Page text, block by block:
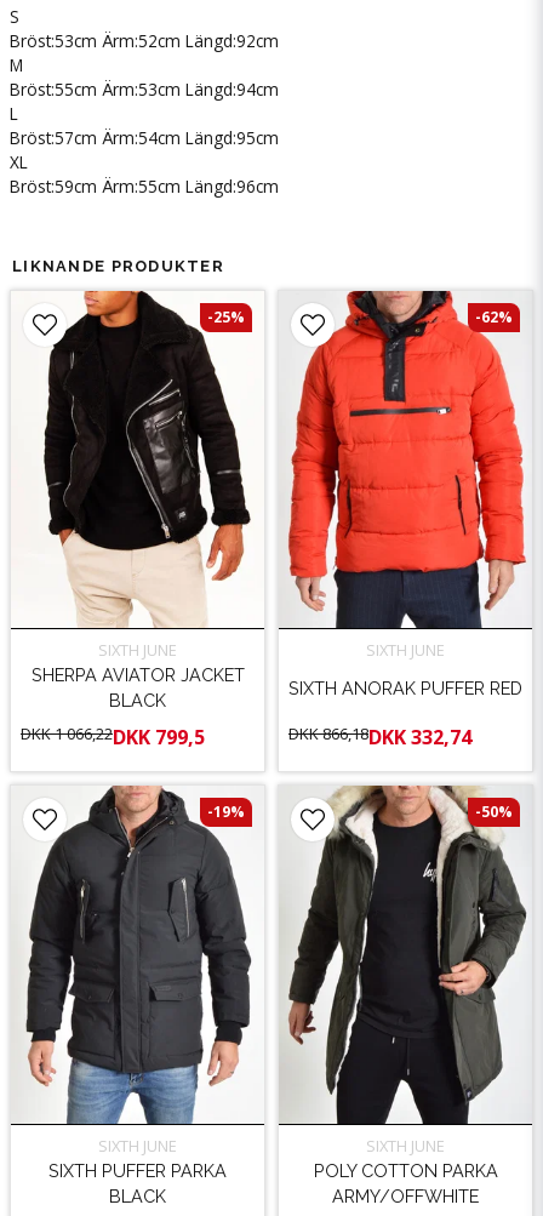
S
Bröst:53cm Ärm:52cm Längd:92cm
M
Bröst:55cm Ärm:53cm Längd:94cm
L
Bröst:57cm Ärm:54cm Längd:95cm
XL
Bröst:59cm Ärm:55cm Längd:96cm
LIKNANDE PRODUKTER
SIXTH JUNE
SHERPA AVIATOR JACKET
BLACK
DKK 1 066,22DKK 799,5
-25%
SIXTH JUNE
SIXTH ANORAK PUFFER RED
DKK 866,18DKK 332,74
-62%
SIXTH JUNE
SIXTH PUFFER PARKA
BLACK
-19%
SIXTH JUNE
POLY COTTON PARKA
ARMY/OFFWHITE
-50%